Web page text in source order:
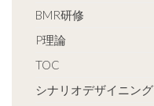
BMR研修
P理論
TOC
シナリオデザイニング